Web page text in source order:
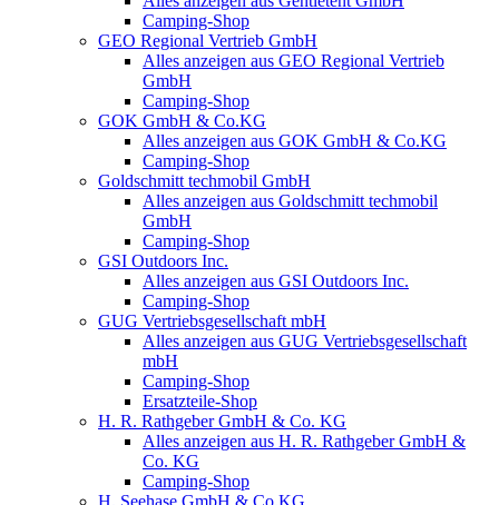
Camping-Shop
GEO Regional Vertrieb GmbH
Alles anzeigen aus GEO Regional Vertrieb
GmbH
Camping-Shop
GOK GmbH & Co.KG
Alles anzeigen aus GOK GmbH & Co.KG
Camping-Shop
Goldschmitt techmobil GmbH
Alles anzeigen aus Goldschmitt techmobil
GmbH
Camping-Shop
GSI Outdoors Inc.
Alles anzeigen aus GSI Outdoors Inc.
Camping-Shop
GUG Vertriebsgesellschaft mbH
Alles anzeigen aus GUG Vertriebsgesellschaft
mbH
Camping-Shop
Ersatzteile-Shop
H. R. Rathgeber GmbH & Co. KG
Alles anzeigen aus H. R. Rathgeber GmbH &
Co. KG
Camping-Shop
H. Seehase GmbH & Co.KG